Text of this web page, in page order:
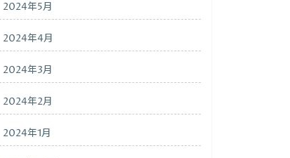
2024年5月
2024年4月
2024年3月
2024年2月
2024年1月